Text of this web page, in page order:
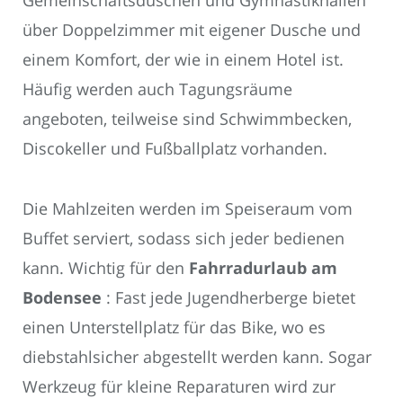
über Doppelzimmer mit eigener Dusche und
einem Komfort, der wie in einem Hotel ist.
Häufig werden auch Tagungsräume
angeboten, teilweise sind Schwimmbecken,
Discokeller und Fußballplatz vorhanden.
Die Mahlzeiten werden im Speiseraum vom
Buffet serviert, sodass sich jeder bedienen
kann. Wichtig für den Fahrradurlaub am
Bodensee : Fast jede Jugendherberge bietet
einen Unterstellplatz für das Bike, wo es
diebstahlsicher abgestellt werden kann. Sogar
Werkzeug für kleine Reparaturen wird zur